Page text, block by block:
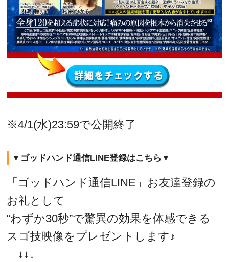
※4/1(水)23:59で公開終了
▼ゴッドハンド通信LINE登録はこちら▼
「ゴッドハンド通信LINE」お友達登録の
お礼として
“わずか30秒”で驚異の効果を体感できる
スゴ技映像をプレゼントします♪
↓↓↓